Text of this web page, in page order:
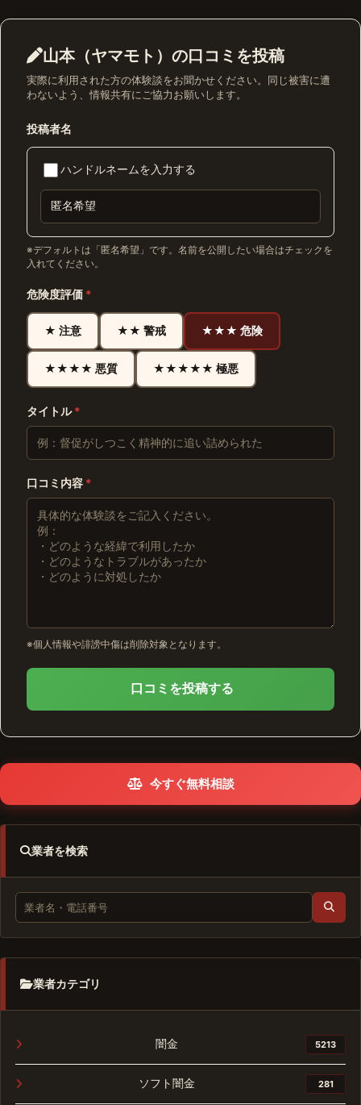
山本（ヤマモト）の口コミを投稿
実際に利用された方の体験談をお聞かせください。同じ被害に遭
わないよう、情報共有にご協力お願いします。
投稿者名
ハンドルネームを入力する
※デフォルトは「匿名希望」です。名前を公開したい場合はチェックを
入れてください。
危険度評価 *
★ 注意 ★★ 警戒 ★★★ 危険
★★★★ 悪質 ★★★★★ 極悪
タイトル*
口コミ内容 *
※個人情報や誹謗中傷は削除対象となります。
口コミを投稿する
今すぐ無料相談
業者を検索
業者カテゴリ
闇金 5213
ソフト闇金 281